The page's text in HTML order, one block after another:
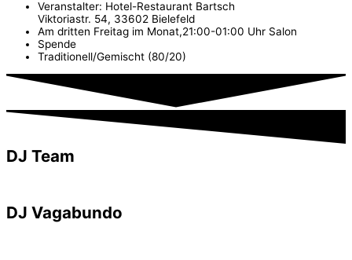
Veranstalter: Hotel-Restaurant Bartsch
Viktoriastr. 54, 33602 Bielefeld
Am dritten Freitag im Monat,21:00-01:00 Uhr Salon
Spende
Traditionell/Gemischt (80/20)
DJ Team
DJ Vagabundo